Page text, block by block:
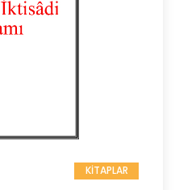
KİTAPLAR